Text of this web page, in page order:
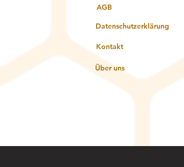
AGB
Datenschutzerklärung
Kontakt
Über uns